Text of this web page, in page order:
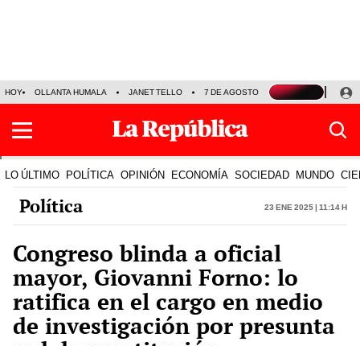
HOY OLLANTA HUMALA JANET TELLO 7 DE AGOSTO TINKA RESULTADOS
LO ÚLTIMO POLÍTICA OPINIÓN ECONOMÍA SOCIEDAD MUNDO
Política 23 Ene 2025 | 11:14 h
Congreso blinda a oficial
mayor, Giovanni Forno: lo
ratifica en el cargo en medio
de investigación por presunta